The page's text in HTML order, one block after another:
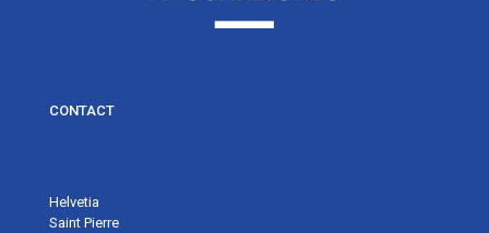
CONTACT
Helvetia
Saint Pierre